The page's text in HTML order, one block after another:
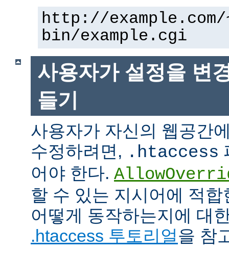
http://
bin/example.cgi
사용자가 설정을 변
들기
사용자가 자신의 웹공간
수정하려면, .htaccess
어야 한다.
할 수 있는 지시어에 적
어떻게 동작하는지에 대
.htaccess 투토리얼을 참